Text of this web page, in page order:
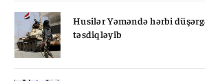
Husilər Yəməndə hərbi
təsdiqləyib